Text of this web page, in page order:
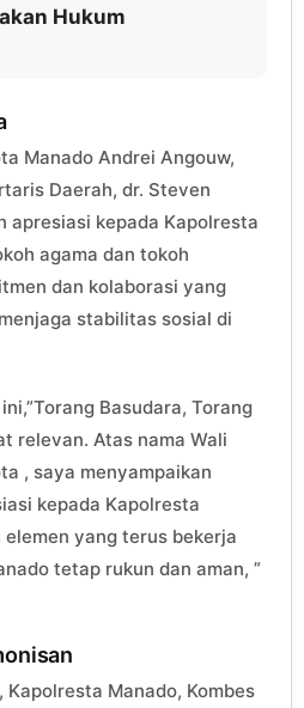
Hukum
Manado Andrei Angouw,
Daerah, dr. Steven
apresiasi kepada Kapolresta
agama dan tokoh
dan kolaborasi yang
stabilitas sosial di
Basudara, Torang
relevan. Atas nama Wali
, saya menyampaikan
kepada Kapolresta
yang terus bekerja
tetap rukun dan aman, ”
Manado, Kombes